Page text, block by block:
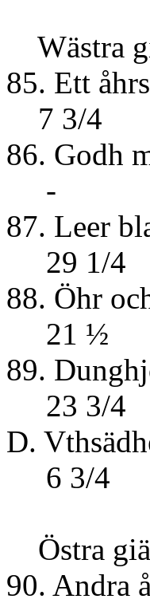
Wästra
85. Ett
7 3/4
86.
-
87.
29 1/4
88.
21 ½
23 3/4
D.
6 3/4
Östra
90.